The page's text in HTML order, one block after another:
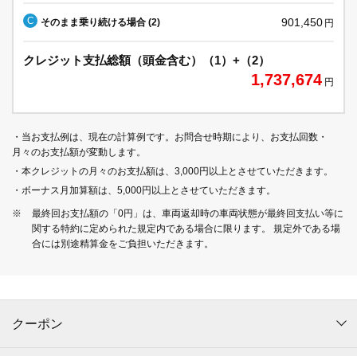
C そのまま乗り続ける場合 (2) 901,450 円
クレジット支払総額（頭金含む）（1）+（2）
1,737,674 円
・当お支払例は、現在の計算例です。お問合せ時期により、お支払回数・
月々のお支払額が変動します。
・本クレジットの月々のお支払額は、3,000円以上とさせていただきます。
・ボーナス月加算額は、5,000円以上とさせていただきます。
※
最終回お支払額の「0円」は、車両返却時の車両状態が最終回支払い等に
関する特約に定められた規定内である場合に限ります。 規定外である場
合には別途精算金をご負担いただきます。
クーポン